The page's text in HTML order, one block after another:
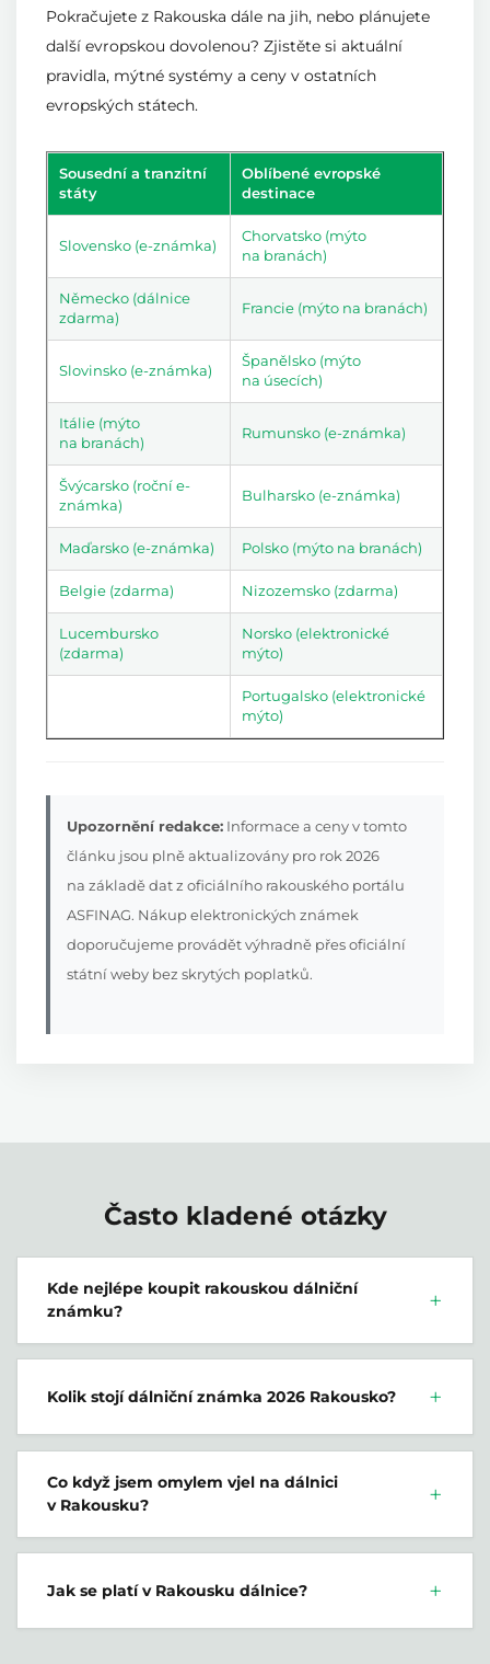
Pokračujete z Rakouska dále na jih, nebo plánujete
další evropskou dovolenou? Zjistěte si aktuální
pravidla, mýtné systémy a ceny v ostatních
evropských státech.
Sousední a tranzitní
státy
Oblíbené evropské
destinace
Slovensko (e-známka)
Chorvatsko (mýto
na branách)
Německo (dálnice
zdarma)
Francie (mýto na branách)
Slovinsko (e-známka)
Španělsko (mýto
na úsecích)
Itálie (mýto
na branách)
Rumunsko (e-známka)
Švýcarsko (roční e-
známka)
Bulharsko (e-známka)
Maďarsko (e-známka) Polsko (mýto na branách)
Belgie (zdarma) Nizozemsko (zdarma)
Lucembursko
(zdarma)
Norsko (elektronické
mýto)
Portugalsko (elektronické
mýto)
Upozornění redakce: Informace a ceny v tomto
článku jsou plně aktualizovány pro rok 2026
na základě dat z oficiálního rakouského portálu
ASFINAG. Nákup elektronických známek
doporučujeme provádět výhradně přes oficiální
státní weby bez skrytých poplatků.
Často kladené otázky
Kde nejlépe koupit rakouskou dálniční
známku?
Kolik stojí dálniční známka 2026 Rakousko?
Co když jsem omylem vjel na dálnici
v Rakousku?
Jak se platí v Rakousku dálnice?